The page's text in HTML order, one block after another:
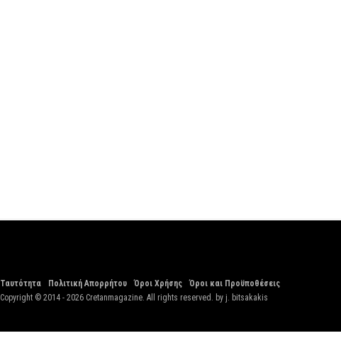
Ταυτότητα Πολιτική Απορρήτου Όροι Χρήσης
Όροι και Προϋποθέσεις
Copyright © 2014 - 2026 Cretanmagazine. All rights reserved. by j. bitsakakis